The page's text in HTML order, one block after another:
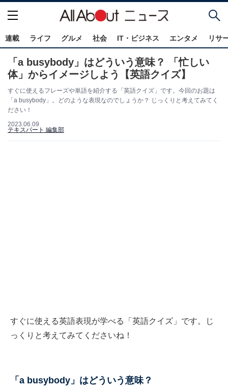
連載 ライフ グルメ 社会 IT・ビジネス エンタメ リサ
「a busybody」はどういう意味？ 「忙しい
体」からイメージしよう【英語クイズ】
すぐに使えるフレーズや単語を紹介する「英語クイズ」です。今回のお題は
「a busybody」。どのような表現なのでしょうか？ じっくりと考えてみてく
ださい！
2023.06.09
テキスパート 編集部
すぐに使える英語表現が学べる「英語クイズ」です。じ
っくりと考えてみてくださいね！
「a busybody」はどういう意味？